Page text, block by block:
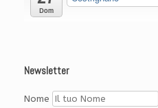
Dom
Newsletter
Nome